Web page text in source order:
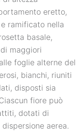
eretto,
ramificato nella
basale,
maggiori
foglie alterne del
bianchi, riuniti
disposti sia
fiore può
dotati di
aerea.